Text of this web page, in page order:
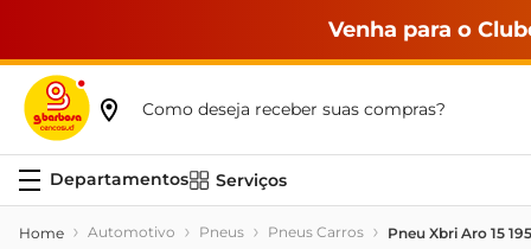
Venha para o
Como deseja receber suas compras?
Serviços
Automotivo Pneus Pneus Carros Pneu Xbri Aro 15